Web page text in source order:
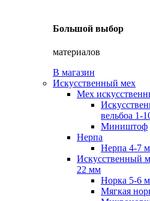
Большой выбор
материалов
В магазин
Искусственный мех
Мех
вельбоа 1-
Миништоф
Нерпа
Нерпа 4-7
Искусственный
22 мм
Норка 5-6
Мягкая